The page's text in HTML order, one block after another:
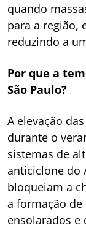
quando
para a região,
reduzindo a
Por que a
São Paulo?
A elevação
durante o
sistemas de
anticiclone do
bloqueiam a
a formação
ensolarados e